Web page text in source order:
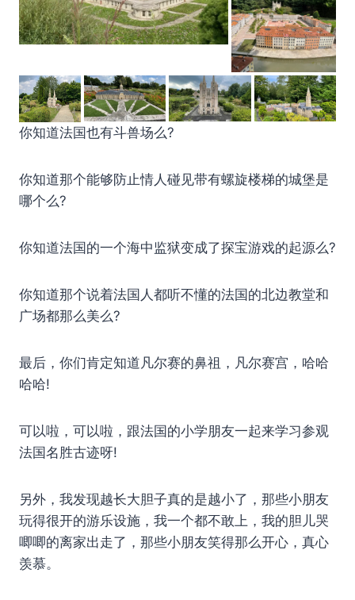
你知道法国也有斗兽场么?
你知道那个能够防止情人碰见带有螺旋楼梯的城堡是
哪个么?
你知道法国的一个海中监狱变成了探宝游戏的起源么?
你知道那个说着法国人都听不懂的法国的北边教堂和
广场都那么美么?
最后，你们肯定知道凡尔赛的鼻祖，凡尔赛宫，哈哈
哈哈!
可以啦，可以啦，跟法国的小学朋友一起来学习参观
法国名胜古迹呀!
另外，我发现越长大胆子真的是越小了，那些小朋友
玩得很开的游乐设施，我一个都不敢上，我的胆儿哭
唧唧的离家出走了，那些小朋友笑得那么开心，真心
羡慕。